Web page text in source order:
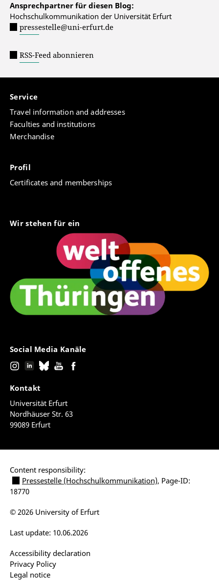
Ansprechpartner für diesen Blog:
Hochschulkommunikation der Universität Erfurt
pressestelle@uni-erfurt.de
RSS-Feed abonnieren
Service
Travel information and addresses
Faculties and institutions
Merchandise
Profil
Certificates and memberships
Wir stehen für ein
Social Media Kanäle
Kontakt
Universität Erfurt
Nordhäuser Str. 63
99089 Erfurt
Content responsibility:
Pressestelle (Hochschulkommunikation), Page-ID:
18770
Accessibility declaration
Privacy Policy
Legal notice
Last update: 10.06.2026
© 2026 University of Erfurt